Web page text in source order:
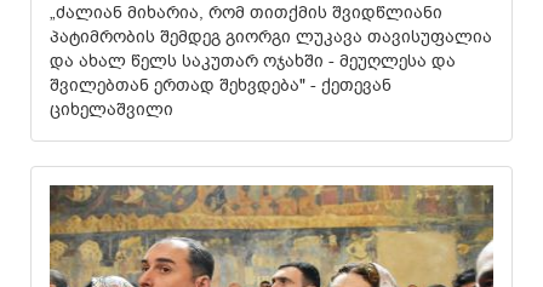
„ძალიან მიხარია, რომ თითქმის შვიდწლიანი
პატიმრობის შემდეგ გიორგი ლუკავა თავისუფალია
და ახალ წელს საკუთარ ოჯახში - მეუღლესა და
შვილებთან ერთად შეხვდება" - ქეთევან
ციხელაშვილი